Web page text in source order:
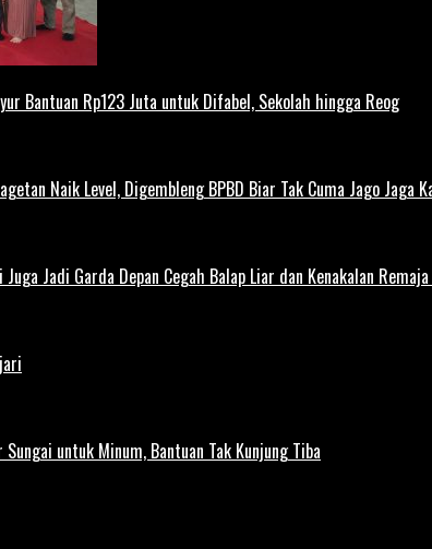
Bantuan Rp123 Juta untuk Difabel, Sekolah hingga Reog
Naik Level, Digembleng BPBD Biar Tak Cuma Jago Jaga
Jadi Garda Depan Cegah Balap Liar dan Kenakalan
untuk Minum, Bantuan Tak Kunjung Tiba